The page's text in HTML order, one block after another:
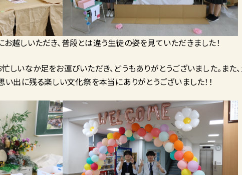
越しいただき、普段とは違う生徒の姿を見ていただきました！
しいなか足をお運びいただき、どうもありがとうございました。また
い出に残る楽しい文化祭を本当にありがとうございました！！